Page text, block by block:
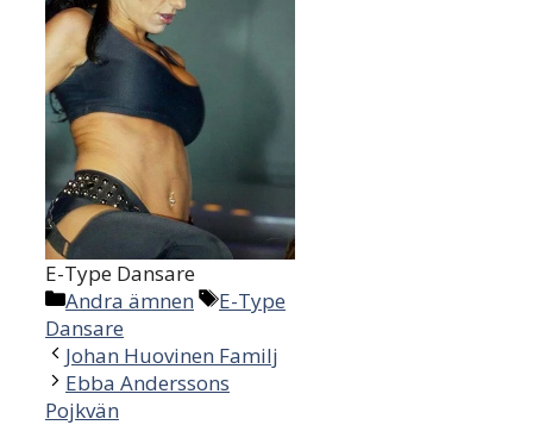
E-Type Dansare
Categories
Andra ämnen Tags
E-Type
Dansare
Johan Huovinen Familj
Ebba Anderssons
Pojkvän